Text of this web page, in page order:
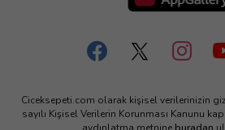
Ciceksepeti.com olarak kişisel verilerinizin
sayılı Kişisel Verilerin Korunması Kanunu